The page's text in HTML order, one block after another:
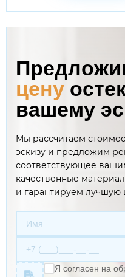
цену
вашему
Мы рассчитаем
эскизу и предложим
соответствующее
качественные
и гарантируем лучшую
Я согласен на